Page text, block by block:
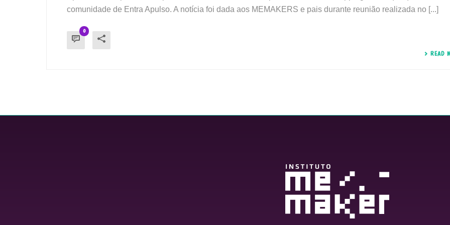
comunidade de Entra Apulso. A notícia foi dada aos MEMAKERS e pais durante reunião realizada no [...]
0
READ